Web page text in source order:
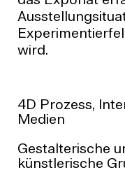
wird.
4D Prozess,
Medien
Gestalterische
künstlerische